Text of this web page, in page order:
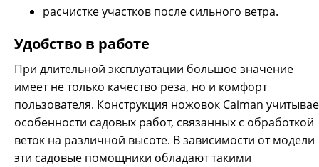
расчистке участков после сильного ветра.
Удобство в работе
При длительной эксплуатации большое значение
имеет не только качество реза, но и комфорт
пользователя. Конструкция ножовок Caiman
особенности садовых работ, связанных с обработкой
веток на различной высоте. В зависимости от модели
эти садовые помощники обладают такими